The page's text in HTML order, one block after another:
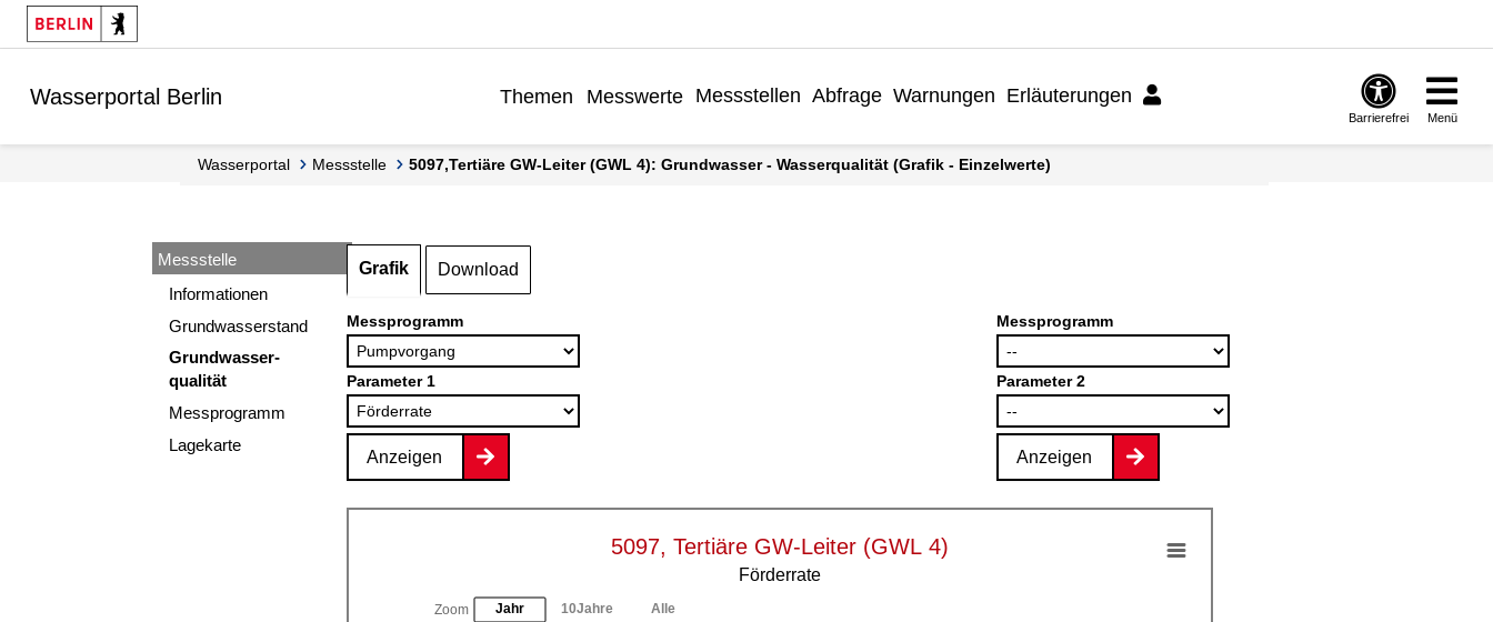
Springe zur Navigation
Springe zum Inhalt
Wasserportal Berlin Themen Messwerte Messstellen Abfrage Warnungen Erläuterungen
Barrierefrei Menü
Wasserportal Messstelle 5097,Tertiäre GW-Leiter (GWL 4): Grundwasser - Wasserqualität (Grafik - Einzelwerte)
Messstelle
Informationen
Grundwasserstand
Grundwasser-
qualität
Messprogramm
Lagekarte
Grafik Download
Messprogramm
Parameter 1
Anzeigen
Messprogramm
Parameter 2
Anzeigen
5097, Tertiäre GW-Leiter (GWL 4)
Förderrate
Zoom Jahr 10Jahre Alle